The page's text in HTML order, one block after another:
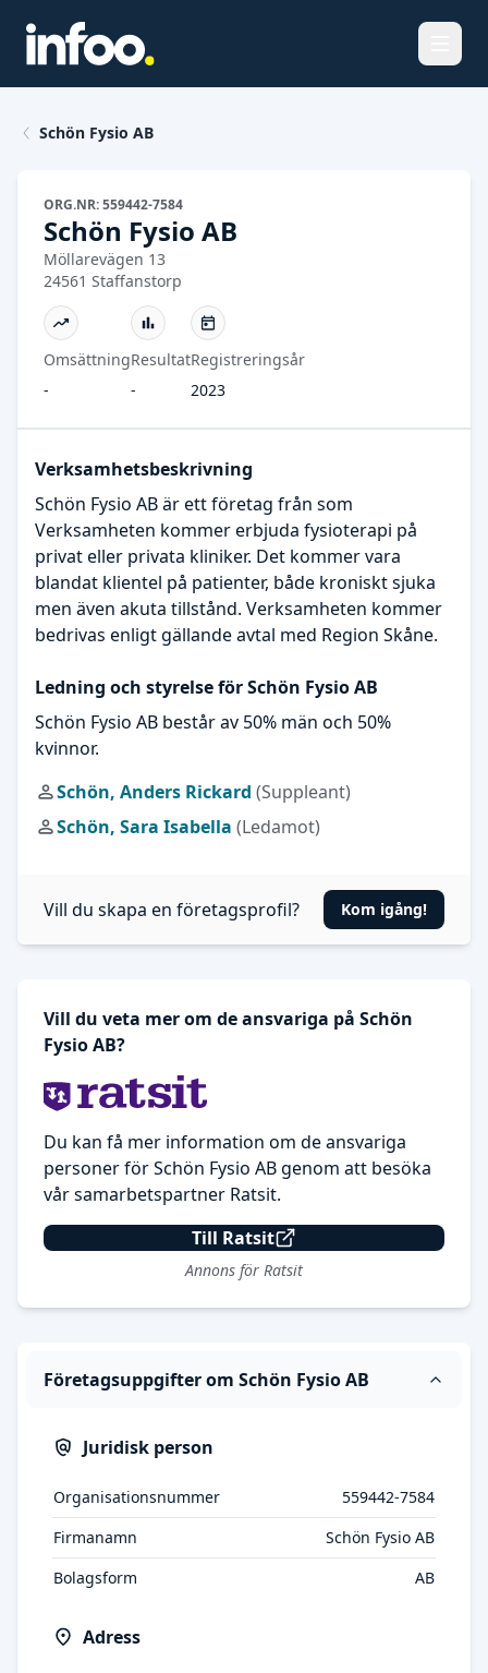
Schön Fysio AB
ORG.NR: 559442-7584
Schön Fysio AB
Möllarevägen 13
24561 Staffanstorp
Omsättning
-
Resultat
-
Registreringsår
2023
Verksamhetsbeskrivning
Schön Fysio AB är ett företag från som
Verksamheten kommer erbjuda fysioterapi på
privat eller privata kliniker. Det kommer vara
blandat klientel på patienter, både kroniskt sjuka
men även akuta tillstånd. Verksamheten kommer
bedrivas enligt gällande avtal med Region Skåne.
Ledning och styrelse för Schön Fysio AB
Schön Fysio AB består av 50% män och 50%
kvinnor.
Schön, Anders Rickard (Suppleant)
Schön, Sara Isabella (Ledamot)
Vill du skapa en företagsprofil? Kom igång!
Vill du veta mer om de ansvariga på Schön
Fysio AB?
Du kan få mer information om de ansvariga
personer för Schön Fysio AB genom att besöka
vår samarbetspartner Ratsit.
Till Ratsit
Annons för Ratsit
Företagsuppgifter om Schön Fysio AB
Juridisk person
Organisationsnummer
559442-7584
Firmanamn
Schön Fysio AB
Bolagsform
AB
Adress